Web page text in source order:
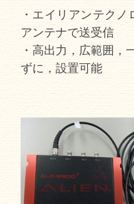
・エイリアンテク
アンテナで送受信
・高出力，広範囲
ずに，設置可能